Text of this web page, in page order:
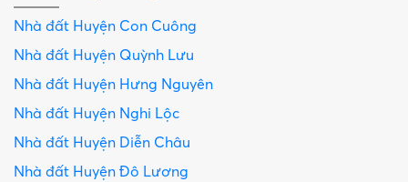
Nhà đất Huyện Con Cuông
Nhà đất Huyện Quỳnh Lưu
Nhà đất Huyện Hưng Nguyên
Nhà đất Huyện Nghi Lộc
Nhà đất Huyện Diễn Châu
Nhà đất Huyện Đô Lương